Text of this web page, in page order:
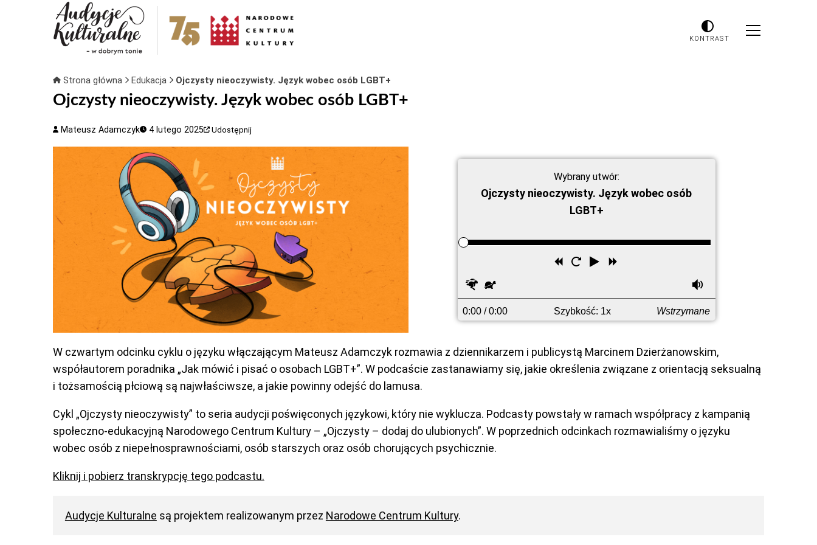
KONTRAST
Strona główna Edukacja Ojczysty nieoczywisty. Język wobec osób LGBT+
Ojczysty nieoczywisty. Język wobec osób LGBT+
Mateusz Adamczyk 4 lutego 2025 Udostępnij
Wybrany utwór:
Ojczysty nieoczywisty. Język wobec osób
LGBT+
Odtwórz
Uruchom
Przewiń
przodu
Szybciej
0:00/ 0:00 Szybkość: 1x Wstrzymane
W czwartym odcinku cyklu o języku włączającym Mateusz Adamczyk rozmawia z dziennikarzem i publicystą Marcinem Dzierżanowskim,
współautorem poradnika „Jak mówić i pisać o osobach LGBT+”. W podcaście zastanawiamy się, jakie określenia związane z orientacją seksualną
i tożsamością płciową są najwłaściwsze, a jakie powinny odejść do lamusa.
Cykl „Ojczysty nieoczywisty” to seria audycji poświęconych językowi, który nie wyklucza. Podcasty powstały w ramach współpracy z kampanią
społeczno-edukacyjną Narodowego Centrum Kultury – „Ojczysty – dodaj do ulubionych”. W poprzednich odcinkach rozmawialiśmy o języku
wobec osób z niepełnosprawnościami, osób starszych oraz osób chorujących psychicznie.
Kliknij i pobierz transkrypcję tego podcastu.
Audycje Kulturalne są projektem realizowanym przez Narodowe Centrum Kultury.